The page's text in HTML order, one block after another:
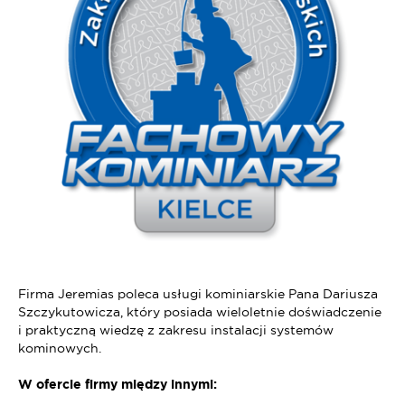
Firma Jeremias poleca usługi kominiarskie Pana Dariusza
Szczykutowicza, który posiada wieloletnie doświadczenie
i praktyczną wiedzę z zakresu instalacji systemów
kominowych.
W ofercie firmy między innymi: